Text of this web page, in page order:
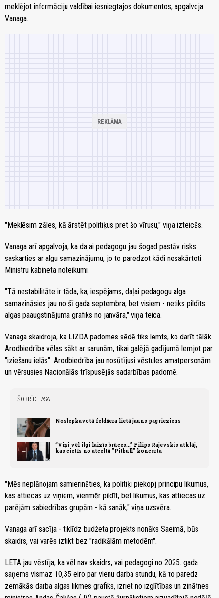
meklējot informāciju valdībai iesniegtajos dokumentos, apgalvoja
Vanaga.
"Meklēsim zāles, kā ārstēt politiķus pret šo vīrusu," viņa izteicās.
Vanaga arī apgalvoja, ka daļai pedagogu jau šogad pastāv risks
saskarties ar algu samazinājumu, jo to paredzot kādi nesakārtoti
Ministru kabineta noteikumi.
"Tā nestabilitāte ir tāda, ka, iespējams, daļai pedagogu alga
samazināsies jau no šī gada septembra, bet visiem - netiks pildīts
algas paaugstinājuma grafiks no janvāra," viņa teica.
Vanaga skaidroja, ka LIZDA padomes sēdē tiks lemts, ko darīt tālāk.
Arodbiedrība vēlas sākt ar sarunām, tikai galējā gadījumā lemjot par
"iziešanu ielās". Arodbiedrība jau nosūtījusi vēstules amatpersonām
un vērsusies Nacionālās trīspusējās sadarbības padomē.
ŠOBRĪD LASA
Noslepkavotā feldšera lietā jauns pagrieziens
“Viņi vēl ilgi laizīs brūces...” Filips Rajevskis atklāj,
kas cietīs no atceltā "Pitbull" koncerta
"Mēs neplānojam samierināties, ka politiķi piekopj principu likumus,
kas attiecas uz viņiem, vienmēr pildīt, bet likumus, kas attiecas uz
parējām sabiedrības grupām - kā sanāk," viņa uzsvēra.
Vanaga arī sacīja - tiklīdz budžeta projekts nonāks Saeimā, būs
skaidrs, vai varēs iztikt bez "radikālām metodēm".
LETA jau vēstīja, ka vēl nav skaidrs, vai pedagogi no 2025. gada
saņems vismaz 10,35 eiro par vienu darba stundu, kā to paredz
zemākās darba algas likmes grafiks, izriet no izglītības un zinātnes